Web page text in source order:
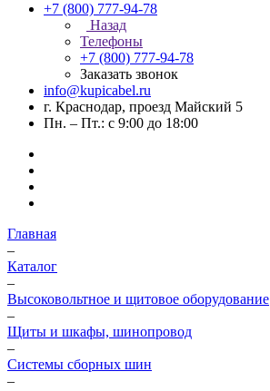
+7 (800) 777-94-78
Назад
Телефоны
+7 (800) 777-94-78
Заказать звонок
info@kupicabel.ru
г. Краснодар, проезд Майский 5
Пн. – Пт.: с 9:00 до 18:00
Главная
–
Каталог
–
Высоковольтное и щитовое оборудование
–
Щиты и шкафы, шинопровод
–
Системы сборных шин
–